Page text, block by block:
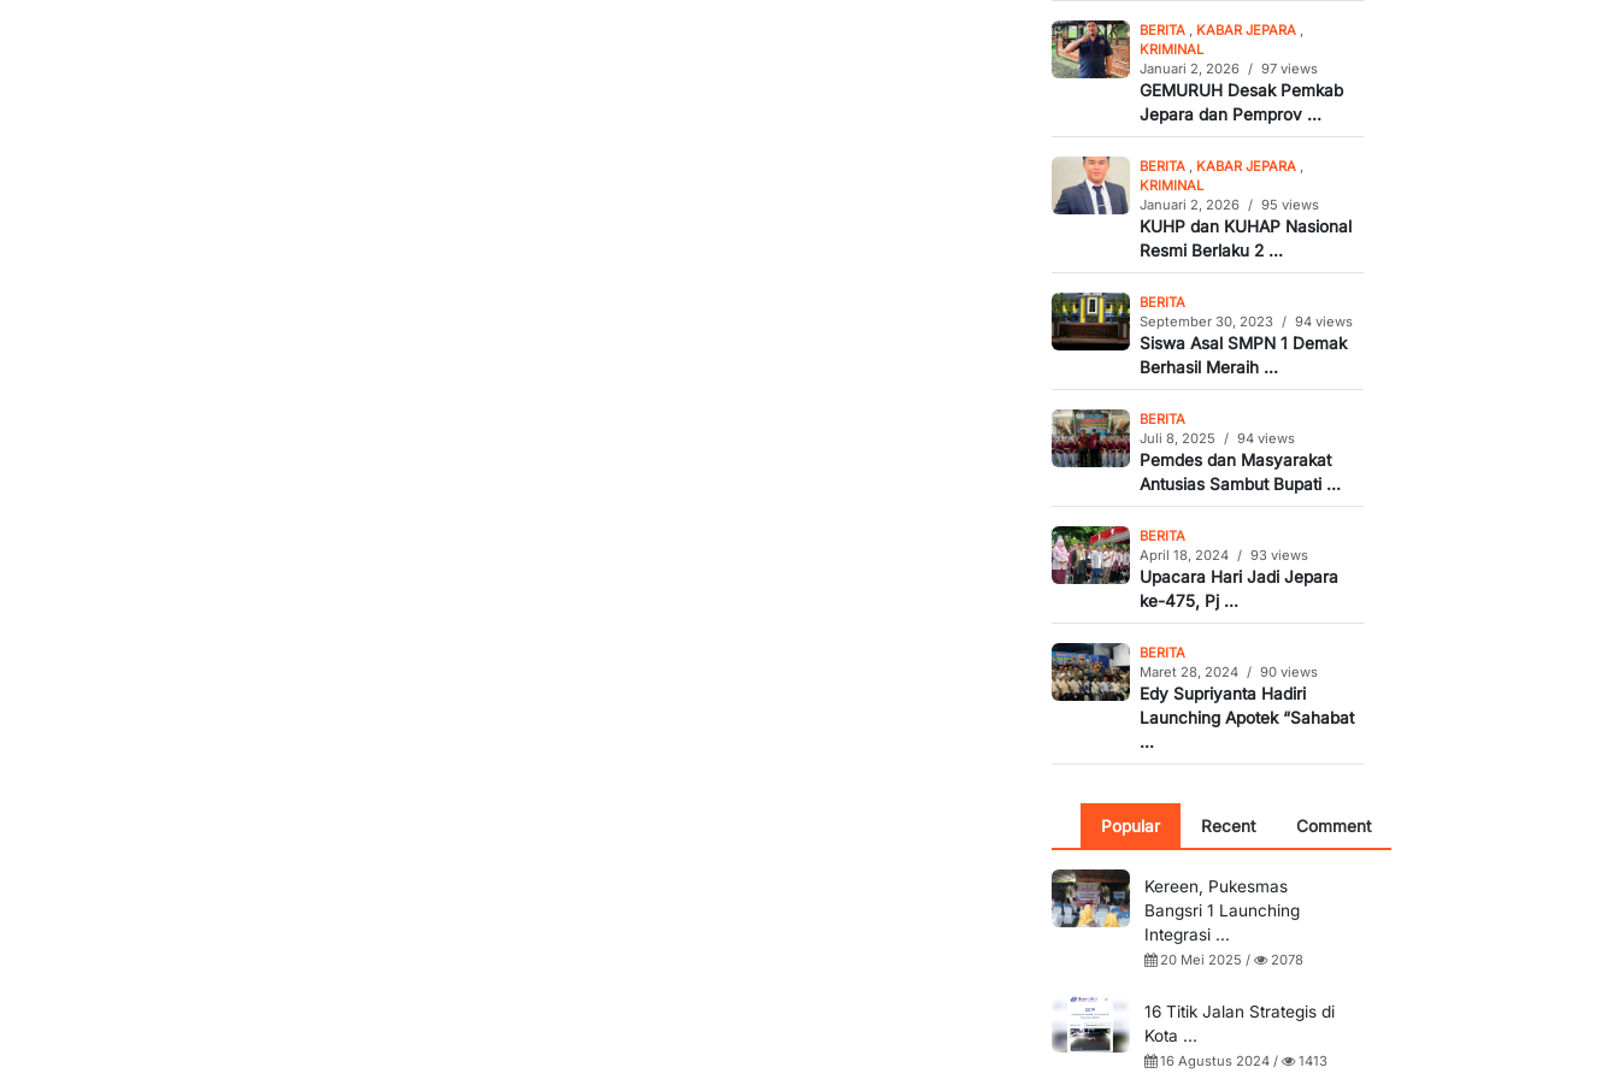
BERITA KABAR JEPARA
KRIMINAL
Januari 2, 2026 / 97 views
GEMURUH Desak Pemkab
Jepara dan Pemprov ...
BERITA KABAR JEPARA
KRIMINAL
Januari 2, 2026 / 95 views
KUHP dan KUHAP Nasional
Resmi Berlaku 2 ...
BERITA
September 30, 2023 / 94 views
Siswa Asal SMPN 1 Demak
Berhasil Meraih ...
BERITA
Juli 8, 2025
/ 94 views
Pemdes dan Masyarakat
Antusias Sambut Bupati ...
BERITA
April 18, 2024 / 93 views
Upacara Hari Jadi Jepara
ke-475, Pj ...
BERITA
Maret 28, 2024 / 90 views
Edy Supriyanta Hadiri
Launching Apotek “Sahabat
...
Popular Recent Comment
Kereen, Pukesmas
Bangsri 1 Launching
Integrasi ...
20 Mei 2025 / 2078
16 Titik Jalan Strategis di
Kota ...
16 Agustus 2024 / 1413